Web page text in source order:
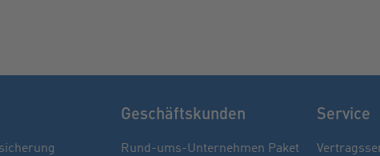
Geschäftskunden
Rund-ums-Unternehmen Paket
Service